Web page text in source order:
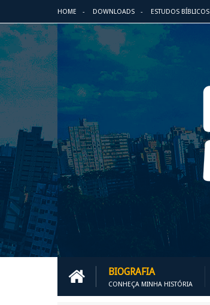
HOME DOWNLOADS ESTUDOS BÍBLICOS
BIOGRAFIA
CONHEÇA MINHA HISTÓRIA